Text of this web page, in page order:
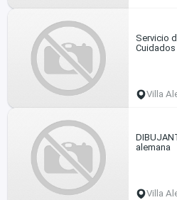
Servicio
Villa
alemana
Villa